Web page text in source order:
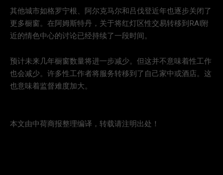
其他城市如格罗宁根、阿尔克马尔和吕伐登近年也逐步关闭了
更多橱窗。在阿姆斯特丹，关于将红灯区性交易转移到RAI附
近的情色中心的讨论已经持续了一段时间。
预计未来几年橱窗数量将进一步减少。但这并不意味着性工作
也会减少。许多性工作者将服务转移到了自己家中或酒店。这
也意味着监督难度加大。
本文由中荷商报整理编译，转载请注明出处！